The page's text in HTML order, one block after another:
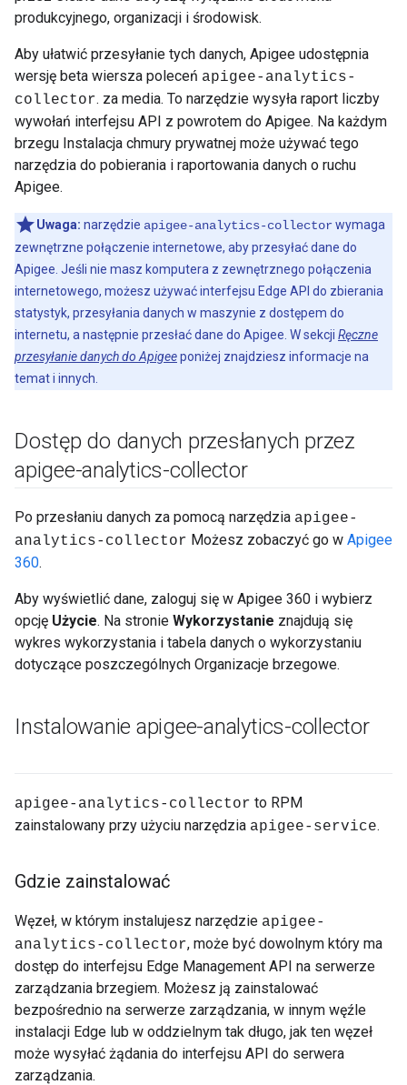
produkcyjnego, organizacji i środowisk.
Aby ułatwić przesyłanie tych danych, Apigee udostępnia
wersję beta wiersza poleceń apigee-analytics-
collector. za media. To narzędzie wysyła raport liczby
wywołań interfejsu API z powrotem do Apigee. Na każdym
brzegu Instalacja chmury prywatnej może używać tego
narzędzia do pobierania i raportowania danych o ruchu
Apigee.
Uwaga: narzędzie apigee-analytics-collector wymaga
zewnętrzne połączenie internetowe, aby przesyłać dane do
Apigee. Jeśli nie masz komputera z zewnętrznego połączenia
internetowego, możesz używać interfejsu Edge API do zbierania
statystyk, przesyłania danych w maszynie z dostępem do
internetu, a następnie przesłać dane do Apigee. W sekcji Ręczne
przesyłanie danych do Apigeeponiżej znajdziesz informacje na
temat i innych.
Dostęp do danych przesłanych przez
apigee-analytics-collector
Po przesłaniu danych za pomocą narzędzia apigee-
analytics-collector Możesz zobaczyć go w Apigee
360.
Aby wyświetlić dane, zaloguj się w Apigee 360 i wybierz
opcję Użycie. Na stronie Wykorzystanie znajdują się
wykres wykorzystania i tabela danych o wykorzystaniu
dotyczące poszczególnych Organizacje brzegowe.
Instalowanie apigee-analytics-collector
apigee-analytics-collector to RPM
zainstalowany przy użyciu narzędzia apigee-service.
Gdzie zainstalować
Węzeł, w którym instalujesz narzędzie apigee-
analytics-collector, może być dowolnym który ma
dostęp do interfejsu Edge Management API na serwerze
zarządzania brzegiem. Możesz ją zainstalować
bezpośrednio na serwerze zarządzania, w innym węźle
instalacji Edge lub w oddzielnym tak długo, jak ten węzeł
może wysyłać żądania do interfejsu API do serwera
zarządzania.